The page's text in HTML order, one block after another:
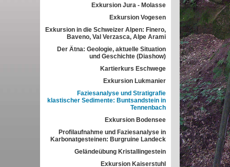
Exkursion Jura - Molasse
Exkursion Vogesen
Exkursion in die Schweizer Alpen: Finero,
Baveno, Val Verzasca, Alpe Arami
Der Ätna: Geologie, aktuelle Situation
und Geschichte (Diashow)
Kartierkurs Eschwege
Exkursion Lukmanier
Faziesanalyse und Stratigrafie
klastischer Sedimente: Buntsandstein in
Tennenbach
Exkursion Bodensee
Profilaufnahme und Faziesanalyse in
Karbonatgesteinen: Burgruine Landeck
Geländeübung Kristallingestein
Exkursion Kaiserstuhl